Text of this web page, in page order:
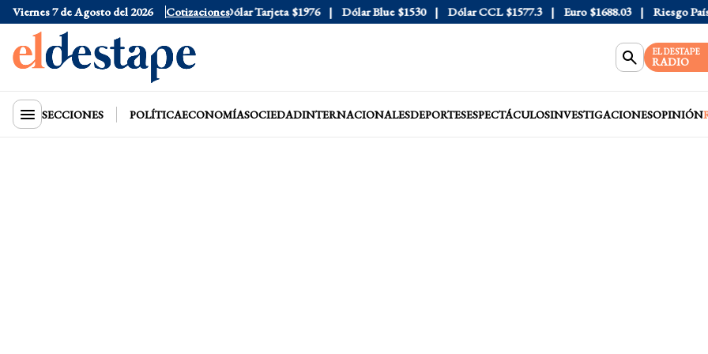
Viernes 7 de Agosto del 2026 Cotizaciones
Dólar Oficial $1520 Dólar Tarjeta $1976 Dólar Blue $1530 Dólar CCL $1577.3 Euro $1688.03 Riesgo País
EL DESTAPE
RADIO
SECCIONES POLÍTICAECONOMÍASOCIEDADINTERNACIONALESDEPORTESESPECTÁCULOSINVESTIGACIONESOPINIÓN